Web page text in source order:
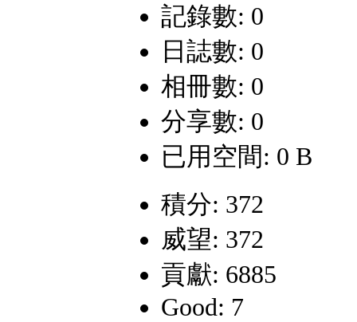
記錄數: 0
日誌數: 0
相冊數: 0
分享數: 0
已用空間: 0 B
積分: 372
威望: 372
貢獻: 6885
Good: 7